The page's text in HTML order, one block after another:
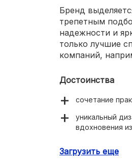
Бренд
трепетным
надежности и
только лучшие
компаний,
Достоинства
сочетание
уникальный
вдохновения
Загрузить еще